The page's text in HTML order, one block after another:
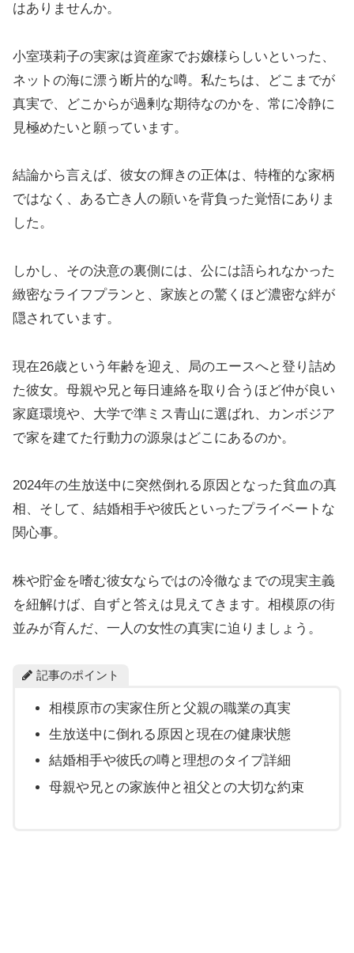
はありませんか。
小室瑛莉子の実家は資産家でお嬢様らしいといった、
ネットの海に漂う断片的な噂。私たちは、どこまでが
真実で、どこからが過剰な期待なのかを、常に冷静に
見極めたいと願っています。
結論から言えば、彼女の輝きの正体は、特権的な家柄
ではなく、ある亡き人の願いを背負った覚悟にありま
した。
しかし、その決意の裏側には、公には語られなかった
緻密なライフプランと、家族との驚くほど濃密な絆が
隠されています。
現在26歳という年齢を迎え、局のエースへと登り詰め
た彼女。母親や兄と毎日連絡を取り合うほど仲が良い
家庭環境や、大学で準ミス青山に選ばれ、カンボジア
で家を建てた行動力の源泉はどこにあるのか。
2024年の生放送中に突然倒れる原因となった貧血の真
相、そして、結婚相手や彼氏といったプライベートな
関心事。
株や貯金を嗜む彼女ならではの冷徹なまでの現実主義
を紐解けば、自ずと答えは見えてきます。相模原の街
並みが育んだ、一人の女性の真実に迫りましょう。
記事のポイント
相模原市の実家住所と父親の職業の真実
生放送中に倒れる原因と現在の健康状態
結婚相手や彼氏の噂と理想のタイプ詳細
母親や兄との家族仲と祖父との大切な約束